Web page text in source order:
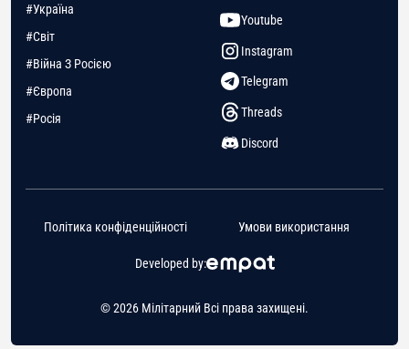
#Україна
#Світ
#Війна З Росією
#Європа
#Росія
Youtube
Instagram
Telegram
Threads
Discord
© 2026 Мілітарний Всі права захищені.
Developed by:
Політика конфіденційності Умови використання